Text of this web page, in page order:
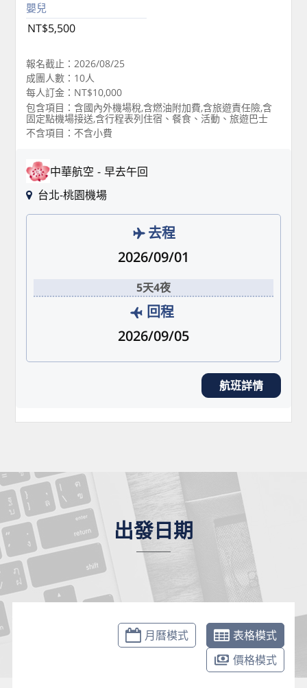
嬰兒
NT$5,500
報名截止：2026/08/25
成團人數：10人
每人訂金：NT$10,000
包含項目：含國內外機場稅,含燃油附加費,含旅遊責任險,含
固定點機場接送,含行程表列住宿、餐食、活動、旅遊巴士
不含項目：不含小費
中華航空
早去午回
台北-桃園機場
去程
2026/09/01
5天4夜
回程
2026/09/05
航班詳情
出發日期
月曆模式
表格模式
價格模式